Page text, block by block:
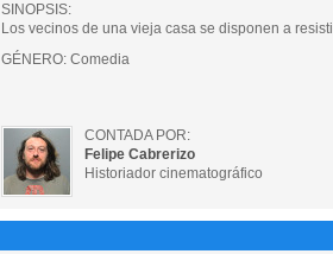
SINOPSIS:
Los vecinos de una vieja casa se disponen a
GÉNERO: Comedia
CONTADA POR:
Felipe Cabrerizo
Historiador cinematográfico